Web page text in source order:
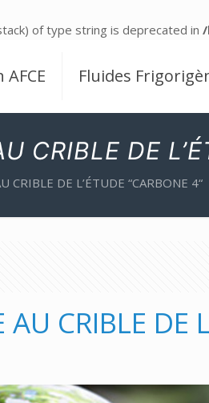
of type string is deprecated in
AFCE Fluides
CRIBLE DE
CRIBLE DE L’ÉTUDE “CARBONE 4“
CRIBLE DE